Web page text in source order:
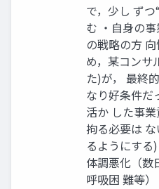
で，少し ず
む ・自身の
の戦略の方
め，某コンサ
た)が， 最終
なり好条件だ
活か した事
拘る必要は
るようにする
体調悪化（数
呼吸困 難等）